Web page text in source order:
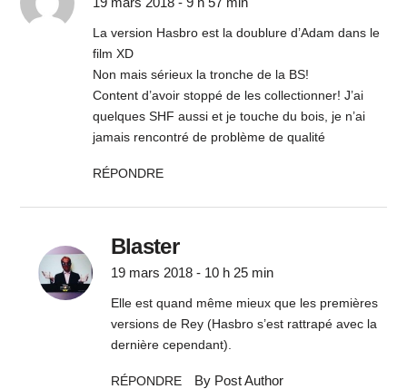
La version Hasbro est la doublure d’Adam dans le
film XD
Non mais sérieux la tronche de la BS!
Content d’avoir stoppé de les collectionner! J’ai
quelques SHF aussi et je touche du bois, je n’ai
jamais rencontré de problème de qualité
RÉPONDRE
Blaster
19 mars 2018 - 10 h 25 min
Elle est quand même mieux que les premières
versions de Rey (Hasbro s’est rattrapé avec la
dernière cependant).
RÉPONDRE By Post Author